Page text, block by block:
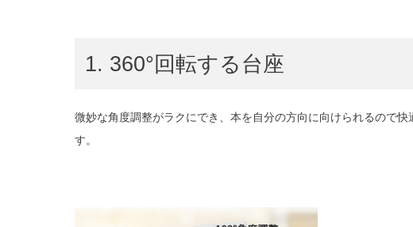
1. 360°回転する台座
微妙な角度調整がラクにでき、本を自分の方向に向けられるので快
す。